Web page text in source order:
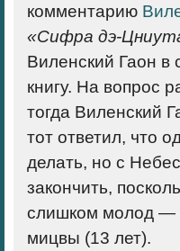
комментарию
«Сифра дэ-
Виленский Гаон в
книгу. На вопрос
тогда Виленский
тот ответил, что
делать, но с
закончить,
слишком молод —
мицвы (13 лет).